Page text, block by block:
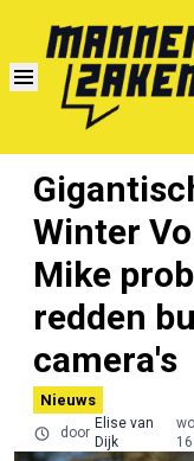
Winter
Mike
redden
camera's
Nieuws
door
Elise van
Dijk